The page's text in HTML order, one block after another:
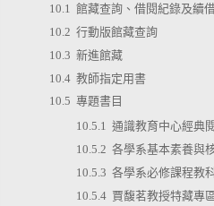
10.1 館藏查詢、借閱紀錄及續
10.2 行動版館藏查詢
10.3 新進館藏
10.4 教師指定用書
10.5 專題書目
10.5.1 通識教育中心經典
10.5.2 各學系基本素養與
10.5.3 各學系必修課程教
10.5.4 賈馥茗教授特藏專